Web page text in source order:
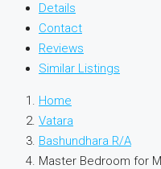
Details
Contact
Reviews
Similar Listings
Home
Vatara
Bashundhara R/A
Master Bedroom for